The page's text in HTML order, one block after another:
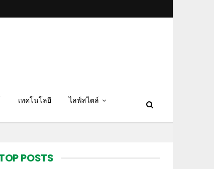
เทคโนโลยี ไลฟ์สไตล์
POSTS